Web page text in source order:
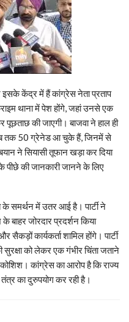
इसके केंद्र में हैं कांग्रेस नेता प्रताप
थाना में पेश होंगे, जहां उनसे एक
पूछताछ की जाएगी। बाजवा ने हाल ही
अब तक 50 ग्रेनेड आ चुके हैं, जिनमें से
ने सियासी तूफान खड़ा कर दिया
की जानकारी जानने के लिए
समर्थन में उतर आई है। पार्टी ने
बाहर जोरदार प्रदर्शन किया
कार्यकर्ता शामिल होंगे। पार्टी
सुरक्षा को लेकर एक गंभीर चिंता जताने
कांग्रेस का आरोप है कि राज्य
का दुरुपयोग कर रही है।